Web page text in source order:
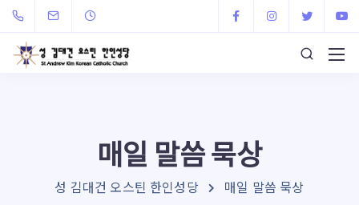
매일 말씀 묵상
성 김대건 오스틴 한인성당 매일 말씀 묵상